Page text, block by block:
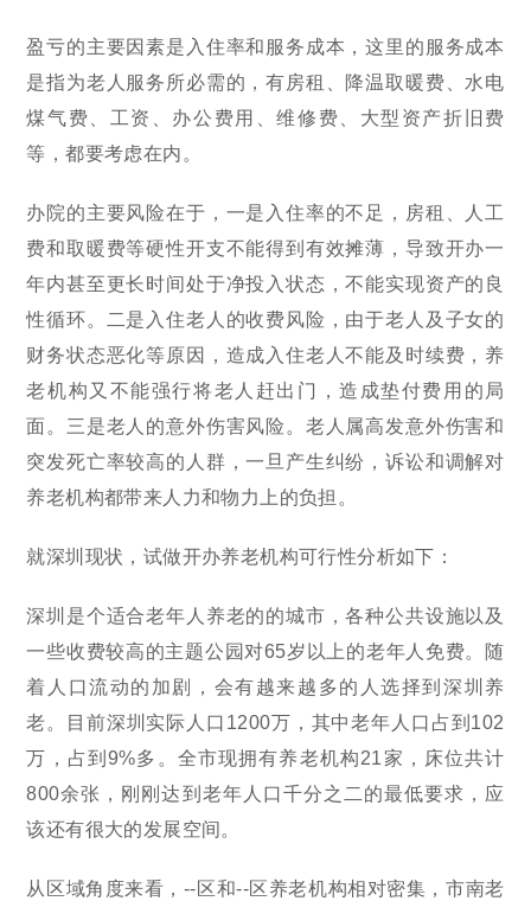
盈亏的主要因素是入住率和服务成本，这里的服务成本
是指为老人服务所必需的，有房租、降温取暖费、水电
煤气费、工资、办公费用、维修费、大型资产折旧费
等，都要考虑在内。
办院的主要风险在于，一是入住率的不足，房租、人工
费和取暖费等硬性开支不能得到有效摊薄，导致开办一
年内甚至更长时间处于净投入状态，不能实现资产的良
性循环。二是入住老人的收费风险，由于老人及子女的
财务状态恶化等原因，造成入住老人不能及时续费，养
老机构又不能强行将老人赶出门，造成垫付费用的局
面。三是老人的意外伤害风险。老人属高发意外伤害和
突发死亡率较高的人群，一旦产生纠纷，诉讼和调解对
养老机构都带来人力和物力上的负担。
就深圳现状，试做开办养老机构可行性分析如下：
深圳是个适合老年人养老的的城市，各种公共设施以及
一些收费较高的主题公园对65岁以上的老年人免费。随
着人口流动的加剧，会有越来越多的人选择到深圳养
老。目前深圳实际人口1200万，其中老年人口占到102
万，占到9%多。全市现拥有养老机构21家，床位共计
800余张，刚刚达到老年人口千分之二的最低要求，应
该还有很大的发展空间。
从区域角度来看，--区和--区养老机构相对密集，市南老